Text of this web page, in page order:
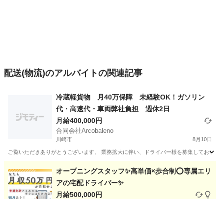
配送(物流)のアルバイトの関連記事
冷蔵軽貨物 月40万保障 未経験OK！ガソリン
代・高速代・車両弊社負担 週休2日
月給400,000円
合同会社Arcobaleno
川崎市 8月10日
ご覧いただきありがとうございます。 業務拡大に伴い、ドライバー様を募集し
ドライバー 貨物
オープニングスタッフ✨高単価×歩合制⭕️専属エリ
アの宅配ドライバー✨
月給500,000円